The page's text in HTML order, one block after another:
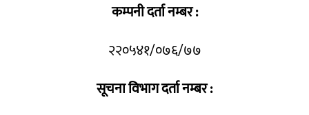
कम्पनी दर्ता नम्बर :
२२०५४१/०७६/७७
सूचना विभाग दर्ता नम्बर :